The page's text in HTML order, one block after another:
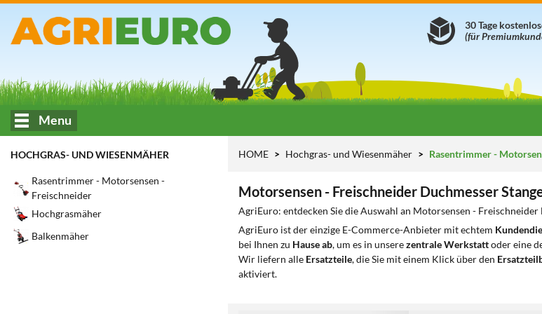
30 Tage
(für
Menu
HOCHGRAS- UND WIESENMÄHER
Rasentrimmer - Motorsensen -
Freischneider
Hochgrasmäher
Balkenmäher
HOME Hochgras- und Wiesenmäher Rasentrimmer -
Motorsensen - Freischneider Duchmesser
AgriEuro: entdecken Sie die Auswahl an Motorsensen -
AgriEuro ist der einzige E-Commerce-Anbieter mit echtem
bei Ihnen zu Hause ab, um es in unserezentrale Werkstattoder eine
Wir liefern alle Ersatzteile, die Sie mit einem Klick über den
aktiviert.